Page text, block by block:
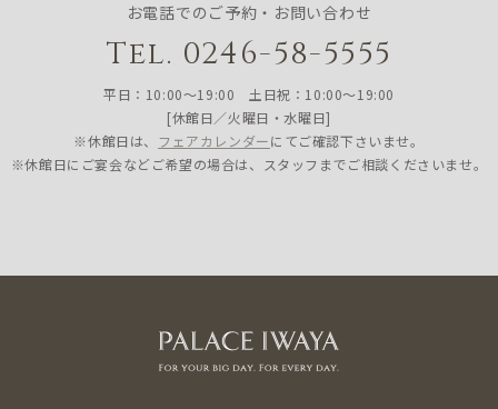
お電話でのご予約・お問い合わせ
Tel. 0246-58-5555
平日：10:00〜19:00 土日祝：10:00〜19:00
[休館日／火曜日・水曜日]
※休館日は、 フェアカレンダーにてご確認下さいませ。
※休館日にご宴会などご希望の場合は、スタッフまでご相談くださいませ。